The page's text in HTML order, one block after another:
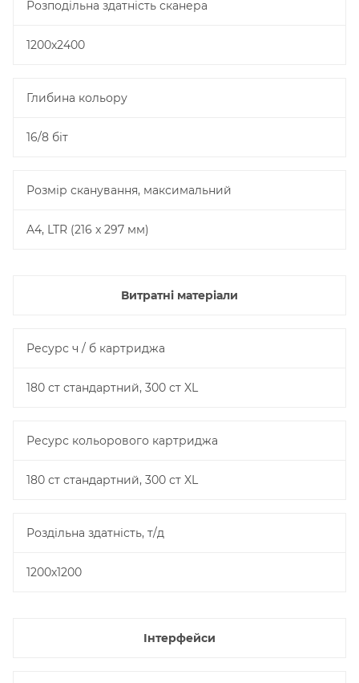
Розподільна здатність сканера
1200x2400
Глибина кольору
16/8 біт
Розмір сканування, максимальний
A4, LTR (216 x 297 мм)
Витратні матеріали
Ресурс ч / б картриджа
180 ст стандартний, 300 ст XL
Ресурс кольорового картриджа
180 ст стандартний, 300 ст XL
Роздільна здатність, т/д
1200х1200
Інтерфейси